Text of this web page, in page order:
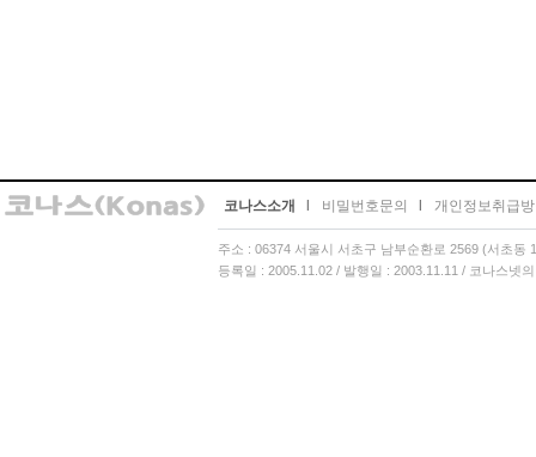
코나스소개 비밀번호문의 개인정보취급
주소 : 06374 서울시 서초구 남부순환로 2569 (서초
등록일 : 2005.11.02 / 발행일 : 2003.11.11 / 코나스넷